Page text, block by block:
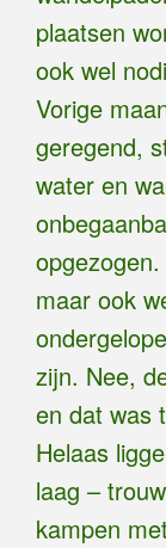
plaatsen
ook wel
Vorige
geregend,
water en
maar ook
zijn. Nee,
en dat was
Helaas
laag –
kampen